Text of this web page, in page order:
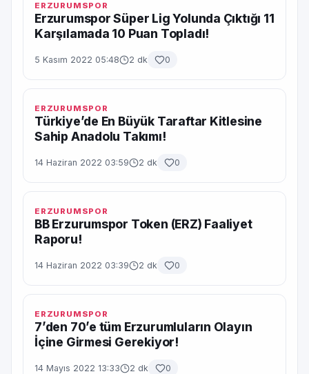
ERZURUMSPOR
Erzurumspor Süper Lig Yolunda Çıktığı 11
Karşılamada 10 Puan Topladı!
5 Kasım 2022 05:48 2 dk 0
ERZURUMSPOR
Türkiye’de En Büyük Taraftar Kitlesine
Sahip Anadolu Takımı!
14 Haziran 2022 03:59 2 dk 0
ERZURUMSPOR
BB Erzurumspor Token (ERZ) Faaliyet
Raporu!
14 Haziran 2022 03:39 2 dk 0
ERZURUMSPOR
7’den 70’e tüm Erzurumluların Olayın
İçine Girmesi Gerekiyor!
14 Mayıs 2022 13:33 2 dk 0